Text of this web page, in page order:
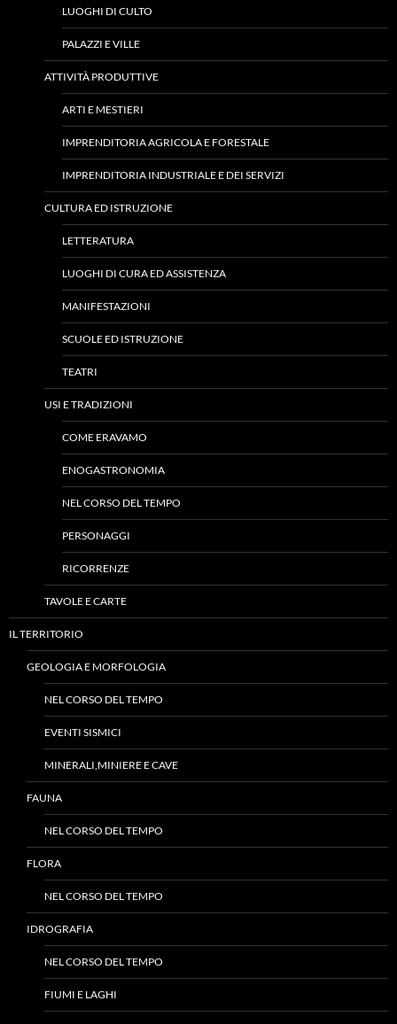
LUOGHI DI CULTO
PALAZZI E VILLE
ATTIVITÀ PRODUTTIVE
ARTI E MESTIERI
IMPRENDITORIA AGRICOLA E FORESTALE
IMPRENDITORIA INDUSTRIALE E DEI SERVIZI
CULTURA ED ISTRUZIONE
LETTERATURA
LUOGHI DI CURA ED ASSISTENZA
MANIFESTAZIONI
SCUOLE ED ISTRUZIONE
TEATRI
USI E TRADIZIONI
COME ERAVAMO
ENOGASTRONOMIA
NEL CORSO DEL TEMPO
PERSONAGGI
RICORRENZE
TAVOLE E CARTE
IL TERRITORIO
GEOLOGIA E MORFOLOGIA
NEL CORSO DEL TEMPO
EVENTI SISMICI
MINERALI,MINIERE E CAVE
FAUNA
NEL CORSO DEL TEMPO
FLORA
NEL CORSO DEL TEMPO
IDROGRAFIA
NEL CORSO DEL TEMPO
FIUMI E LAGHI